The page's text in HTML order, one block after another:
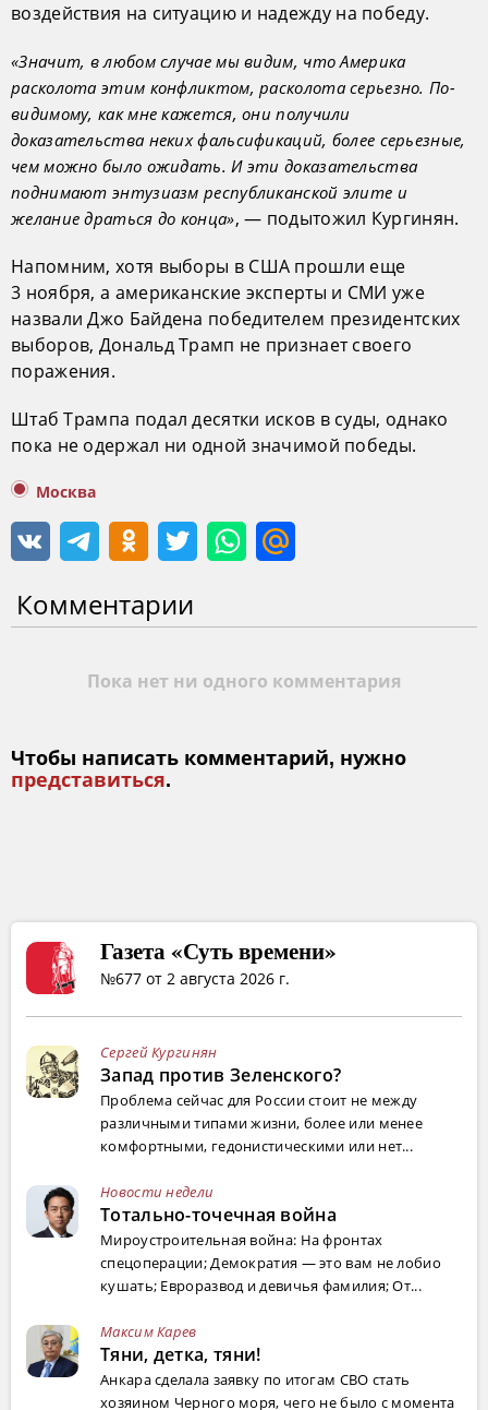
воздействия на ситуацию и надежду на победу.
«Значит, в любом случае мы видим, что Америка
расколота этим конфликтом, расколота серьезно. По-
видимому, как мне кажется, они получили
доказательства неких фальсификаций, более серьезные,
чем можно было ожидать. И эти доказательства
поднимают энтузиазм республиканской элите и
желание драться до конца», — подытожил Кургинян.
Напомним, хотя выборы в США прошли еще
3 ноября, а американские эксперты и СМИ уже
назвали Джо Байдена победителем президентских
выборов, Дональд Трамп не признает своего
поражения.
Штаб Трампа подал десятки исков в суды, однако
пока не одержал ни одной значимой победы.
Москва
Комментарии
Пока нет ни одного комментария
Чтобы написать комментарий, нужно
представиться.
Газета «Суть времени»
№677 от 2 августа 2026 г.
Сергей Кургинян
Запад против Зеленского?
Проблема сейчас для России стоит не между
различными типами жизни, более или менее
комфортными, гедонистическими или нет...
Новости недели
Тотально-точечная война
Мироустроительная война: На фронтах
спецоперации; Демократия — это вам не лобио
кушать; Евроразвод и девичья фамилия; От...
Максим Карев
Тяни, детка, тяни!
Анкара сделала заявку по итогам СВО стать
хозяином Черного моря, чего не было с момента